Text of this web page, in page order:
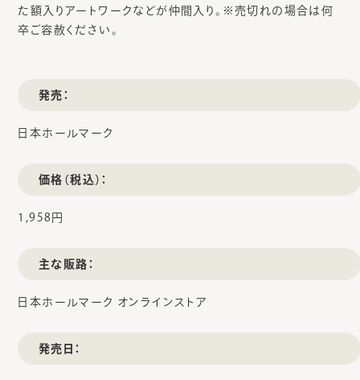
た額入りアートワークなどが仲間入り。※売切れの場合は何
卒ご容赦ください。
発売：
日本ホールマーク
価格（税込）：
1,958円
主な販路：
日本ホールマーク オンラインストア
発売日：